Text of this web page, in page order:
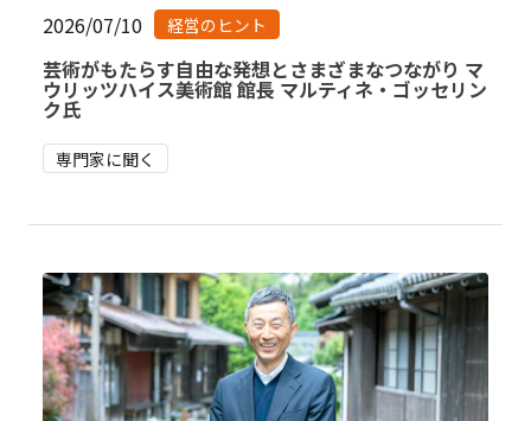
2026/07/10 経営のヒント
芸術がもたらす自由な発想とさまざまなつながり マ
ウリッツハイス美術館 館長 マルティネ・ゴッセリン
ク氏
専門家に聞く